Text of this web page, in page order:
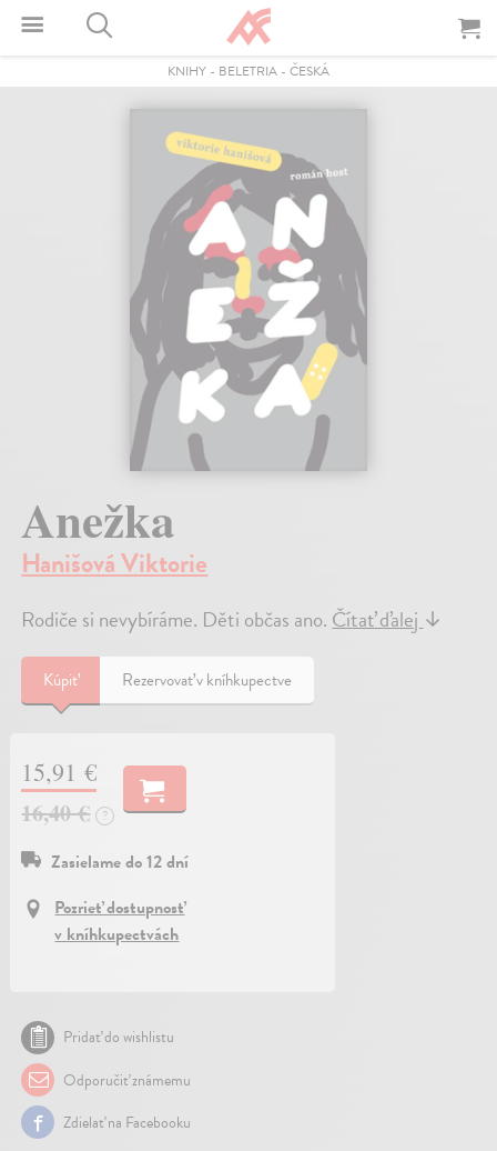
KNIHY - BELETRIA - ČESKÁ
Anežka
Hanišová Viktorie
Rodiče si nevybíráme. Děti občas ano.Čítať ďalej↓
Kúpiť Rezervovať v kníhkupectve
15,91 €
16,40 €
?
Zasielame do 12 dní
Pozrieť dostupnosť
v kníhkupectvách
Pridať do wishlistu
Odporučiť známemu
Zdielať na Facebooku